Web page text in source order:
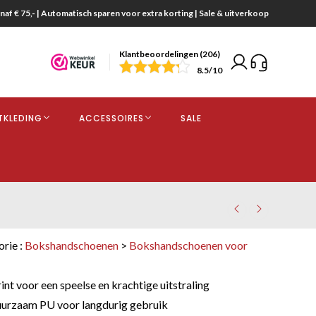
€ 75,- | Automatisch sparen voor extra korting | Sale & uitverkoop
Klantbeoordelingen (206)
8.5/10
ACCESSOIRES SALE
: Bokshandschoenen > Bokshandschoenen voor
voor een speelse en krachtige uitstraling
PU voor langdurig gebruik